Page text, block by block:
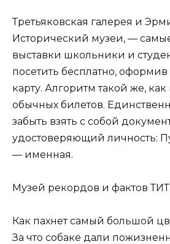
Третьяковская галерея и
Исторический музеи, —
выставки школьники и
посетить бесплатно,
карту. Алгоритм такой же,
обычных билетов.
забыть взять с собой
удостоверяющий личность:
— именная.
Музей рекордов и фактов
Как пахнет самый большой
За что собаке дали